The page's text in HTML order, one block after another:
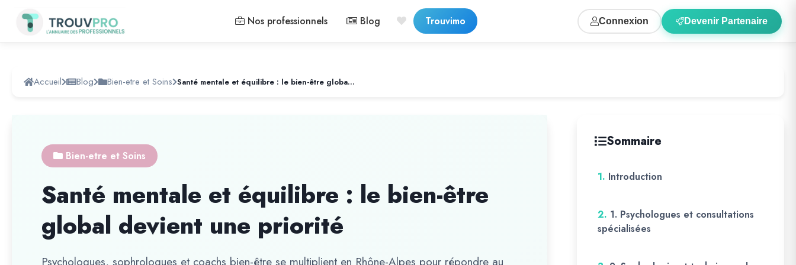
Nos professionnels Blog Trouvimo Connexion Devenir Partenaire
Accueil Blog Bien-etre et Soins Santé mentale et équilibre : le bien-être global devient une priorité
Bien-etre et Soins
Santé mentale et équilibre : le bien-être
global devient une priorité
Psychologues, sophrologues et coachs bien-être se multiplient en Rhône-Alpes pour répondre au
Sommaire
1. Introduction
2. 1. Psychologues et consultations
spécialisées